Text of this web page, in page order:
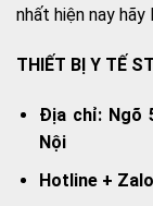
nhất hiện nay
THIẾT BỊ Y TẾ
Địa chỉ: Ngõ
Nội
Hotline +